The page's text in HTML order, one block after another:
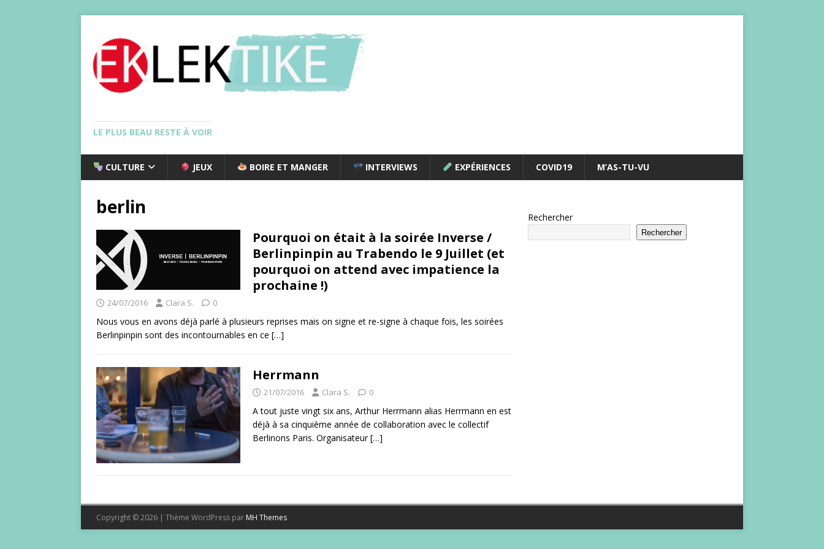
LE PLUS BEAU RESTE À VOIR
CULTURE JEUX BOIRE ET MANGER INTERVIEWS EXPÉRIENCES COVID19 M’AS-TU-VU
berlin
Pourquoi on était à la soirée Inverse /
Berlinpinpin au Trabendo le 9 Juillet (et
pourquoi on attend avec impatience la
prochaine !)
24/07/2016 Clara S. 0
Nous vous en avons déjà parlé à plusieurs reprises mais on signe et re-signe à chaque fois, les soirées
Berlinpinpin sont des incontournables en ce […]
Herrmann
21/07/2016 Clara S. 0
A tout juste vingt six ans, Arthur Herrmann alias Herrmann en est
déjà à sa cinquième année de collaboration avec le collectif
Berlinons Paris. Organisateur[…]
Rechercher
Rechercher
Copyright © 2026 | Thème WordPress par MH Themes